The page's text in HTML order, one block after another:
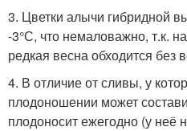
3. Цветки алычи гибридной
-3°С, что немаловажно, т.к.
редкая весна обходится без
4. В отличие от сливы, у
плодоношении может
плодоносит ежегодно (у неё